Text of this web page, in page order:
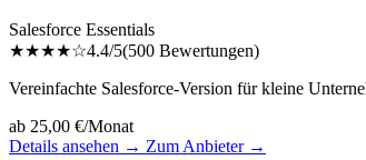
Salesforce Essentials
★★★★☆4.4/5(500 Bewertungen)
Vereinfachte Salesforce-Version für kleine
ab 25,00 €/Monat
Details ansehen → Zum Anbieter →